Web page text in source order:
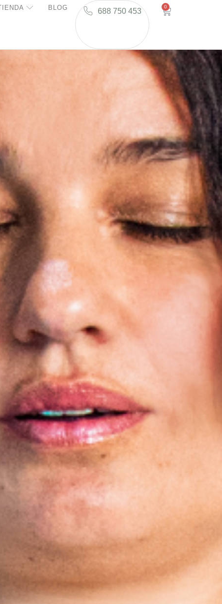
BLOG 688 750 453
0